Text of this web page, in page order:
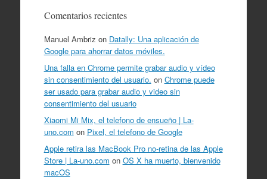
Comentarios recientes
Manuel Ambriz on Datally: Una aplicación de
Google para ahorrar datos móviles.
Una falla en Chrome permite grabar audio y vídeo
sin consentimiento del usuario. on Chrome puede
ser usado para grabar audio y video sin
consentimiento del usuario
Xiaomi Mi Mix, el telefono de ensueño | La-
uno.com on Pixel, el telefono de Google
Apple retira las MacBook Pro no-retina de las Apple
Store | La-uno.com on OS X ha muerto, bienvenido
macOS